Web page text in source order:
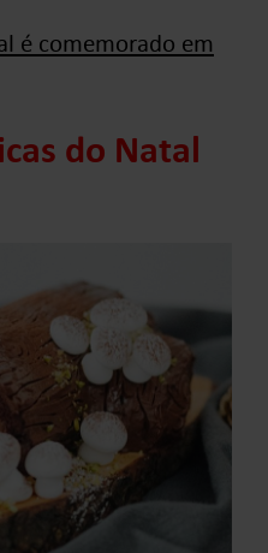
é comemorado em
do Natal